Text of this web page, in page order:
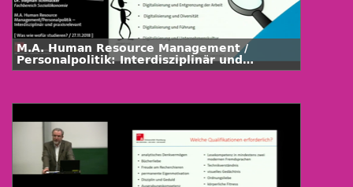
M.A. Human Resource Management /
Personalpolitik: Interdisziplinär und
praxisrelevant